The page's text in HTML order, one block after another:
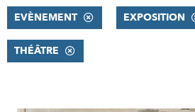
EVÈNEMENT EXPOSITION
THÉÂTRE